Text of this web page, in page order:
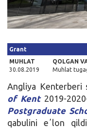
Grant
MUHLAT
30.08.2019
QOLGAN
Muhlat
Angliya Kenterberi
of Kent2019-
Postgraduate
qabulini eʼlon